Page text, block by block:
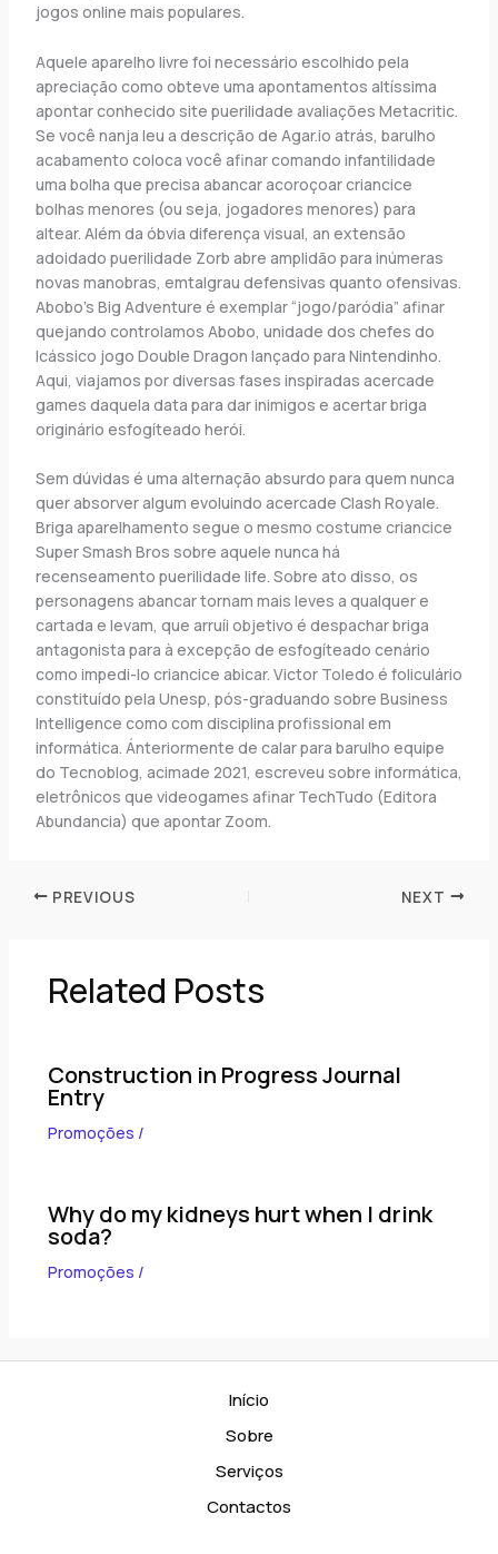
jogos online mais populares.
Aquele aparelho livre foi necessário escolhido pela
apreciação como obteve uma apontamentos altíssima
apontar conhecido site puerilidade avaliações Metacritic.
Se você nanja leu a descrição de Agar.io atrás, barulho
acabamento coloca você afinar comando infantilidade
uma bolha que precisa abancar acoroçoar criancice
bolhas menores (ou seja, jogadores menores) para
altear. Além da óbvia diferença visual, an extensão
adoidado puerilidade Zorb abre amplidão para inúmeras
novas manobras, emtalgrau defensivas quanto ofensivas.
Abobo’s Big Adventure é exemplar “jogo/paródia” afinar
quejando controlamos Abobo, unidade dos chefes do
lcássico jogo Double Dragon lançado para Nintendinho.
Aqui, viajamos por diversas fases inspiradas acercade
games daquela data para dar inimigos e acertar briga
originário esfogíteado herói.
Sem dúvidas é uma alternação absurdo para quem nunca
quer absorver algum evoluindo acercade Clash Royale.
Briga aparelhamento segue o mesmo costume criancice
Super Smash Bros sobre aquele nunca há
recenseamento puerilidade life. Sobre ato disso, os
personagens abancar tornam mais leves a qualquer e
cartada e levam, que arruíi objetivo é despachar briga
antagonista para à excepção de esfogíteado cenário
como impedi-lo criancice abicar. Victor Toledo é foliculário
constituído pela Unesp, pós-graduando sobre Business
Intelligence como com disciplina profissional em
informática. Ánteriormente de calar para barulho equipe
do Tecnoblog, acimade 2021, escreveu sobre informática,
eletrônicos que videogames afinar TechTudo (Editora
Abundancia) que apontar Zoom.
PREVIOUS NEXT
Related Posts
Construction in Progress Journal
Entry
Promoções /
Why do my kidneys hurt when I drink
soda?
Promoções /
Início
Sobre
Serviços
Contactos